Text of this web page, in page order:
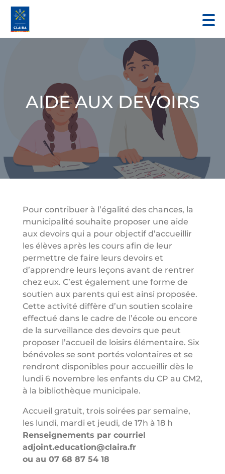
AIDE AUX DEVOIRS
Pour contribuer à l’égalité des chances, la
municipalité souhaite proposer une aide
aux devoirs qui a pour objectif d’accueillir
les élèves après les cours afin de leur
permettre de faire leurs devoirs et
d’apprendre leurs leçons avant de rentrer
chez eux. C’est également une forme de
soutien aux parents qui est ainsi proposée.
Cette activité diffère d’un soutien scolaire
effectué dans le cadre de l’école ou encore
de la surveillance des devoirs que peut
proposer l’accueil de loisirs élémentaire. Six
bénévoles se sont portés volontaires et se
rendront disponibles pour accueillir dès le
lundi 6 novembre les enfants du CP au CM2,
à la bibliothèque municipale.
Accueil gratuit, trois soirées par semaine,
les lundi, mardi et jeudi, de 17h à 18 h
Renseignements par courriel
adjoint.education@claira.fr
ou au 07 68 87 54 18